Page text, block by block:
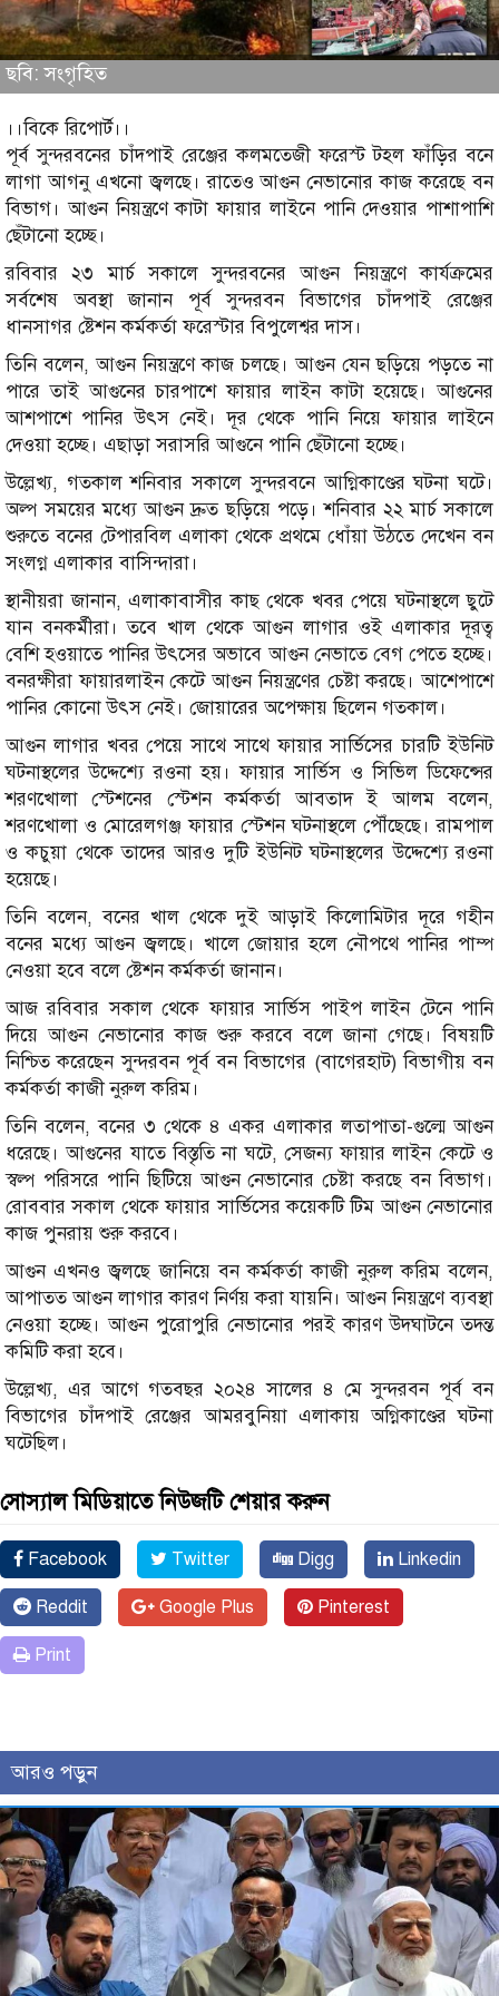
ছবি: সংগৃহিত
।।বিকে রিপোর্ট।।
পূর্ব সুন্দরবনের চাঁদপাই রেঞ্জের কলমতেজী ফরেস্ট টহল ফাঁড়ির বনে
লাগা আগনু এখনো জ্বলছে। রাতেও আগুন নেভানোর কাজ করেছে বন
বিভাগ। আগুন নিয়ন্ত্রণে কাটা ফায়ার লাইনে পানি দেওয়ার পাশাপাশি
ছেঁটানো হচ্ছে।
রবিবার ২৩ মার্চ সকালে সুন্দরবনের আগুন নিয়ন্ত্রণে কার্যক্রমের
সর্বশেষ অবস্থা জানান পূর্ব সুন্দরবন বিভাগের চাঁদপাই রেঞ্জের
ধানসাগর ষ্টেশন কর্মকর্তা ফরেস্টার বিপুলেশ্বর দাস।
তিনি বলেন, আগুন নিয়ন্ত্রণে কাজ চলছে। আগুন যেন ছড়িয়ে পড়তে না
পারে তাই আগুনের চারপাশে ফায়ার লাইন কাটা হয়েছে। আগুনের
আশপাশে পানির উৎস নেই। দূর থেকে পানি নিয়ে ফায়ার লাইনে
দেওয়া হচ্ছে। এছাড়া সরাসরি আগুনে পানি ছেঁটানো হচ্ছে।
উল্লেখ্য, গতকাল শনিবার সকালে সুন্দরবনে আগ্নিকাণ্ডের ঘটনা ঘটে।
অল্প সময়ের মধ্যে আগুন দ্রুত ছড়িয়ে পড়ে। শনিবার ২২ মার্চ সকালে
শুরুতে বনের টেপারবিল এলাকা থেকে প্রথমে ধোঁয়া উঠতে দেখেন বন
সংলগ্ন এলাকার বাসিন্দারা।
স্থানীয়রা জানান, এলাকাবাসীর কাছ থেকে খবর পেয়ে ঘটনাস্থলে ছুটে
যান বনকর্মীরা। তবে খাল থেকে আগুন লাগার ওই এলাকার দূরত্ব
বেশি হওয়াতে পানির উৎসের অভাবে আগুন নেভাতে বেগ পেতে হচ্ছে।
বনরক্ষীরা ফায়ারলাইন কেটে আগুন নিয়ন্ত্রণের চেষ্টা করছে। আশেপাশে
পানির কোনো উৎস নেই। জোয়ারের অপেক্ষায় ছিলেন গতকাল।
আগুন লাগার খবর পেয়ে সাথে সাথে ফায়ার সার্ভিসের চারটি ইউনিট
ঘটনাস্থলের উদ্দেশ্যে রওনা হয়। ফায়ার সার্ভিস ও সিভিল ডিফেন্সের
শরণখোলা স্টেশনের স্টেশন কর্মকর্তা আবতাদ ই আলম বলেন,
শরণখোলা ও মোরেলগঞ্জ ফায়ার স্টেশন ঘটনাস্থলে পৌঁছেছে। রামপাল
ও কচুয়া থেকে তাদের আরও দুটি ইউনিট ঘটনাস্থলের উদ্দেশ্যে রওনা
হয়েছে।
তিনি বলেন, বনের খাল থেকে দুই আড়াই কিলোমিটার দূরে গহীন
বনের মধ্যে আগুন জ্বলছে। খালে জোয়ার হলে নৌপথে পানির পাম্প
নেওয়া হবে বলে ষ্টেশন কর্মকর্তা জানান।
আজ রবিবার সকাল থেকে ফায়ার সার্ভিস পাইপ লাইন টেনে পানি
দিয়ে আগুন নেভানোর কাজ শুরু করবে বলে জানা গেছে। বিষয়টি
নিশ্চিত করেছেন সুন্দরবন পূর্ব বন বিভাগের (বাগেরহাট) বিভাগীয় বন
কর্মকর্তা কাজী নুরুল করিম।
তিনি বলেন, বনের ৩ থেকে ৪ একর এলাকার লতাপাতা-গুল্মে আগুন
ধরেছে। আগুনের যাতে বিস্তৃতি না ঘটে, সেজন্য ফায়ার লাইন কেটে ও
স্বল্প পরিসরে পানি ছিটিয়ে আগুন নেভানোর চেষ্টা করছে বন বিভাগ।
রোববার সকাল থেকে ফায়ার সার্ভিসের কয়েকটি টিম আগুন নেভানোর
কাজ পুনরায় শুরু করবে।
আগুন এখনও জ্বলছে জানিয়ে বন কর্মকর্তা কাজী নুরুল করিম বলেন,
আপাতত আগুন লাগার কারণ নির্ণয় করা যায়নি। আগুন নিয়ন্ত্রণে ব্যবস্থা
নেওয়া হচ্ছে। আগুন পুরোপুরি নেভানোর পরই কারণ উদঘাটনে তদন্ত
কমিটি করা হবে।
উল্লেখ্য, এর আগে গতবছর ২০২৪ সালের ৪ মে সুন্দরবন পূর্ব বন
বিভাগের চাঁদপাই রেঞ্জের আমরবুনিয়া এলাকায় অগ্নিকাণ্ডের ঘটনা
ঘটেছিল।
সোস্যাল মিডিয়াতে নিউজটি শেয়ার করুন
Facebook Twitter Digg Linkedin
Reddit Google Plus Pinterest
Print
আরও পড়ুন